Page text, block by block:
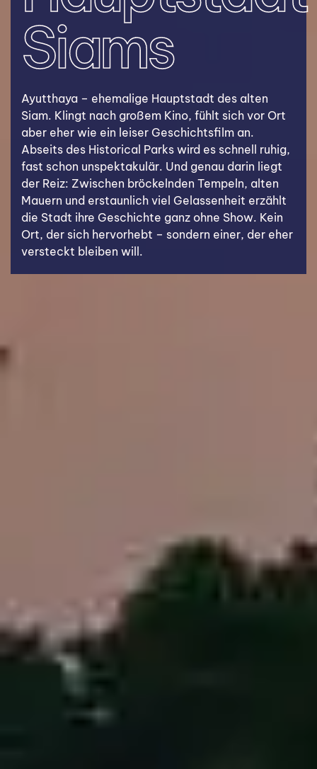
Siams
Ayutthaya – ehemalige Hauptstadt des alten
Siam. Klingt nach großem Kino, fühlt sich vor Ort
aber eher wie ein leiser Geschichtsfilm an.
Abseits des Historical Parks wird es schnell ruhig,
fast schon unspektakulär. Und genau darin liegt
der Reiz: Zwischen bröckelnden Tempeln, alten
Mauern und erstaunlich viel Gelassenheit erzählt
die Stadt ihre Geschichte ganz ohne Show. Kein
Ort, der sich hervorhebt – sondern einer, der eher
versteckt bleiben will.